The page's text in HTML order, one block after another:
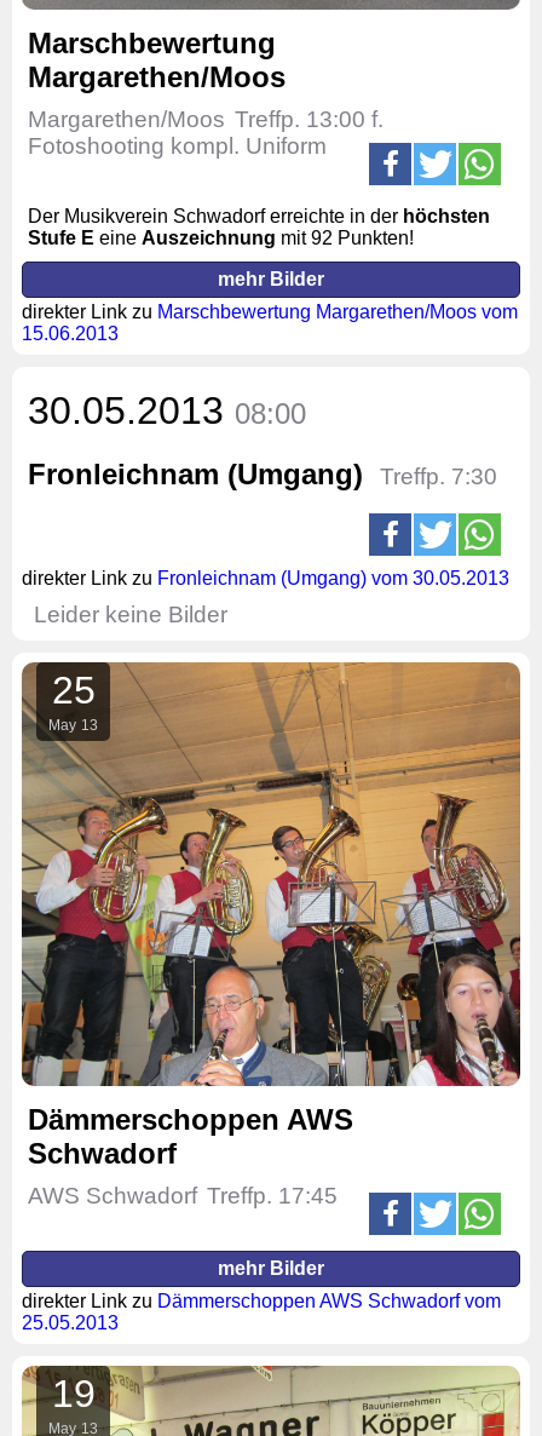
Marschbewertung
Margarethen/Moos
Margarethen/Moos Treffp. 13:00 f.
Fotoshooting kompl. Uniform
Der Musikverein Schwadorf erreichte in der höchsten
Stufe E eine Auszeichnung mit 92 Punkten!
mehr Bilder
direkter Link zu Marschbewertung Margarethen/Moos vom
15.06.2013
30.05.2013 08:00
Fronleichnam (Umgang)
Treffp. 7:30
direkter Link zu Fronleichnam (Umgang) vom 30.05.2013
Leider keine Bilder
25
May 13
Dämmerschoppen AWS
Schwadorf
AWS Schwadorf Treffp. 17:45
mehr Bilder
direkter Link zu Dämmerschoppen AWS Schwadorf vom
25.05.2013
19
May 13